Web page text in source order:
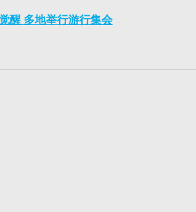
醒 多地举行游行集会